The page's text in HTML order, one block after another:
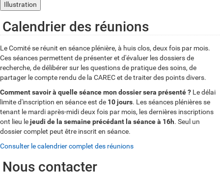
Illustration
Calendrier des réunions
Le Comité se réunit en séance plénière, à huis clos, deux fois par mois.
Ces séances permettent de présenter et d'évaluer les dossiers de
recherche, de délibérer sur les questions de pratique des soins, de
partager le compte rendu de la CAREC et de traiter des points divers.
Comment savoir à quelle séance mon dossier sera présenté ? Le délai
limite d'inscription en séance est de 10 jours. Les séances plénières se
tenant le mardi après-midi deux fois par mois, les dernières inscriptions
ont lieu lejeudi de la semaine précédant la séance à 16h. Seul un
dossier complet peut être inscrit en séance.
Consulter le calendrier complet des réunions
Nous contacter